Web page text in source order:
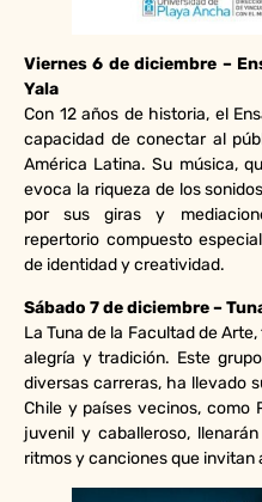
Viernes 6 de diciembre –
Yala
Con 12 años de historia, el
capacidad de conectar al
América Latina. Su música,
evoca la riqueza de los
por sus giras y
repertorio compuesto
de identidad y creatividad.
Sábado 7 de diciembre –
La Tuna de la Facultad de
alegría y tradición. Este
diversas carreras, ha llevado
Chile y países vecinos, como
juvenil y caballeroso,
ritmos y canciones que